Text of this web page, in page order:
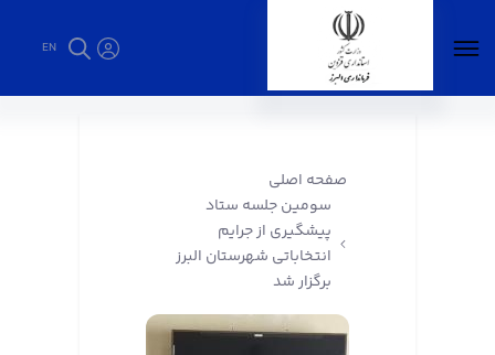
EN
صفحه اصلی
سومین جلسه ستاد
پیشگیری از جرایم
انتخاباتی شهرستان البرز
برگزار شد